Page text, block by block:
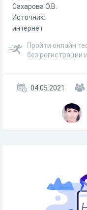
Сахарова О.В.
Источник:
интернет
Пройти онлайн
без регистрации
04.05.2021